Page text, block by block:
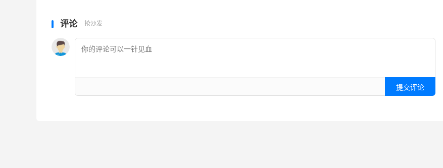
评论 抢沙发
提交评论